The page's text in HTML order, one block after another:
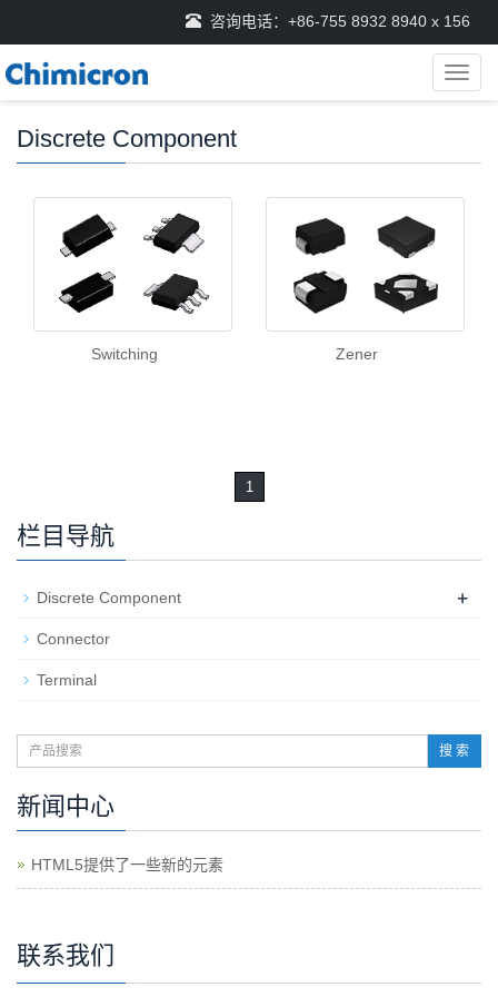
咨询电话：+86-755 8932 8940 x 156
导
航
Discrete Component
Switching Zener
1
栏目导航
Discrete Component +
Connector
Terminal
搜 索
新闻中心
HTML5提供了一些新的元素
联系我们